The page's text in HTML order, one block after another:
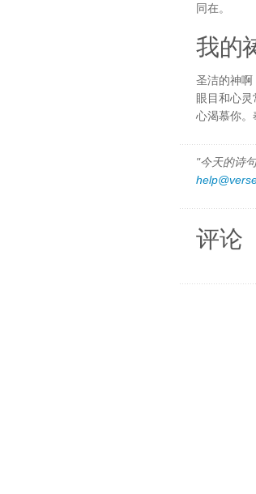
同在。
我的
圣洁的神啊
眼目和心
心渴慕你。
"今天的诗
评论